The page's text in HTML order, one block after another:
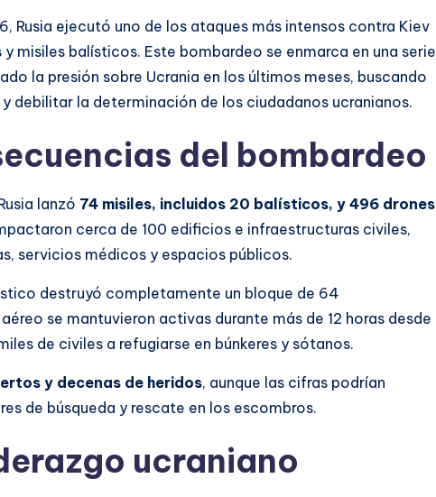
Rusia ejecutó uno de los ataques más intensos contra Kiev
misiles balísticos. Este bombardeo se enmarca en una serie
la presión sobre Ucrania en los últimos meses, buscando
debilitar la determinación de los ciudadanos ucranianos.
del bombardeo
lanzó 74 misiles, incluidos 20 balísticos, y 496 drones
cerca de 100 edificios e infraestructuras civiles,
servicios médicos y espacios públicos.
destruyó completamente un bloque de 64
se mantuvieron activas durante más de 12 horas desde
de civiles a refugiarse en búnkeres y sótanos.
y decenas de heridos, aunque las cifras podrían
de búsqueda y rescate en los escombros.
ucraniano